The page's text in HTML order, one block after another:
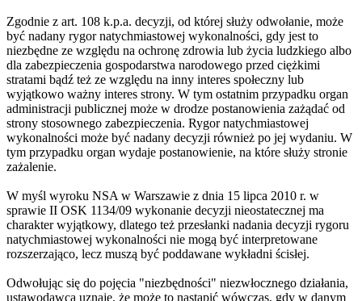
Zgodnie z art. 108 k.p.a. decyzji, od której służy odwołanie, może
być nadany rygor natychmiastowej wykonalności, gdy jest to
niezbędne ze względu na ochronę zdrowia lub życia ludzkiego albo
dla zabezpieczenia gospodarstwa narodowego przed ciężkimi
stratami bądź też ze względu na inny interes społeczny lub
wyjątkowo ważny interes strony. W tym ostatnim przypadku organ
administracji publicznej może w drodze postanowienia zażądać od
strony stosownego zabezpieczenia. Rygor natychmiastowej
wykonalności może być nadany decyzji również po jej wydaniu. W
tym przypadku organ wydaje postanowienie, na które służy stronie
zażalenie.
W myśl wyroku NSA w Warszawie z dnia 15 lipca 2010 r. w
sprawie II OSK 1134/09 wykonanie decyzji nieostatecznej ma
charakter wyjątkowy, dlatego też przesłanki nadania decyzji rygoru
natychmiastowej wykonalności nie mogą być interpretowane
rozszerzająco, lecz muszą być poddawane wykładni ścisłej.
Odwołując się do pojęcia "niezbędności" niezwłocznego działania,
ustawodawca uznaje, że może to nastąpić wówczas, gdy w danym